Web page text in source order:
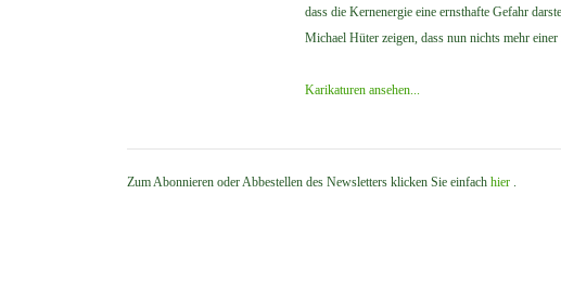
dass die Kernenergie eine ernsthafte Gefahr
Michael Hüter zeigen, dass nun nichts mehr
Karikaturen ansehen...
Zum Abonnieren oder Abbestellen des Newsletters klicken Sie einfach hier